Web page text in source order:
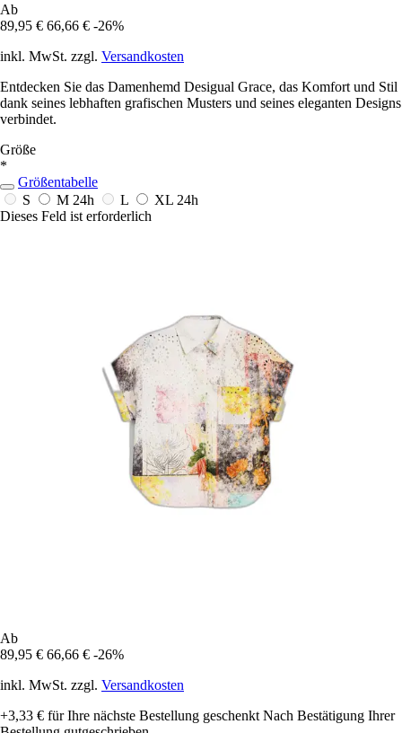
Ab
89,95 € 66,66 € -26%
inkl. MwSt. zzgl. Versandkosten
Entdecken Sie das Damenhemd Desigual Grace, das Komfort und Stil
dank seines lebhaften grafischen Musters und seines eleganten Designs
verbindet.
Größe
*
Größentabelle
S
M 24h L XL 24h
Dieses Feld ist erforderlich
Ab
89,95 € 66,66 € -26%
inkl. MwSt. zzgl. Versandkosten
+3,33 € für Ihre nächste Bestellung geschenkt Nach Bestätigung Ihrer